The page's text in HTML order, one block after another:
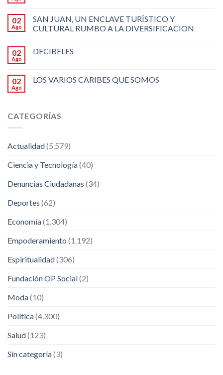
02
Ago
SAN JUAN, UN ENCLAVE TURÍSTICO Y
CULTURAL RUMBO A LA DIVERSIFICACION
02
Ago
DECIBELES
02
Ago
LOS VARIOS CARIBES QUE SOMOS
CATEGORÍAS
Actualidad(5.579)
Ciencia y Tecnología(40)
Denuncias Ciudadanas (34)
Deportes (62)
Economía(1.304)
Empoderamiento (1.192)
Espiritualidad(306)
Fundación OP Social(2)
Moda(10)
Política(4.300)
Salud(123)
Sin categoría(3)